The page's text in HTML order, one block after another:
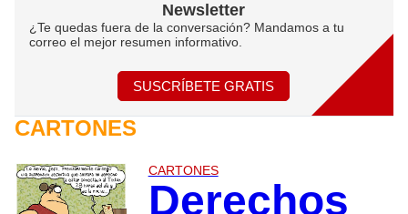
Newsletter
¿Te quedas fuera de la conversación? Mandamos a tu
correo el mejor resumen informativo.
SUSCRÍBETE GRATIS
CARTONES
CARTONES
Derechos